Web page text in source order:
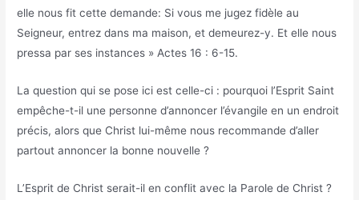
elle nous fit cette demande: Si vous me jugez fidèle au
Seigneur, entrez dans ma maison, et demeurez-y. Et elle nous
pressa par ses instances » Actes 16 : 6-15.
La question qui se pose ici est celle-ci : pourquoi l’Esprit Saint
empêche-t-il une personne d’annoncer l’évangile en un endroit
précis, alors que Christ lui-même nous recommande d’aller
partout annoncer la bonne nouvelle ?
L’Esprit de Christ serait-il en conflit avec la Parole de Christ ?